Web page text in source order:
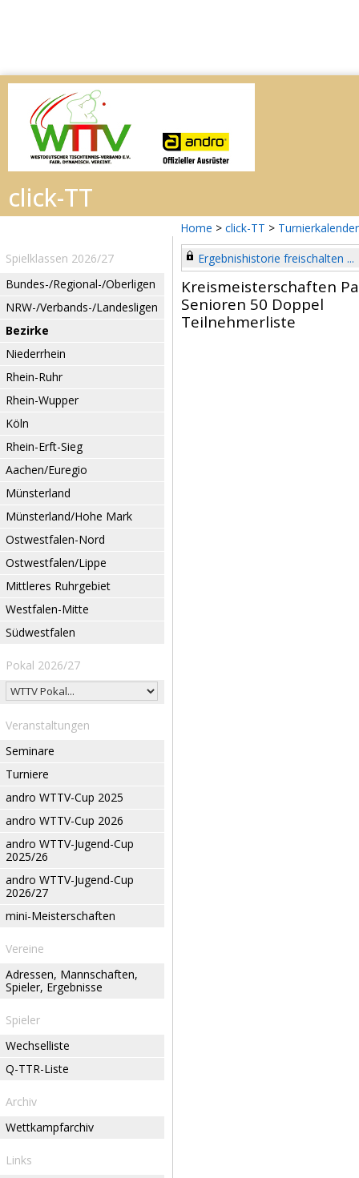
Home > click-TT > Turnierkalender
Spielklassen 2026/27
Bundes-/Regional-/Oberligen
NRW-/Verbands-/Landesligen
Bezirke
Niederrhein
Rhein-Ruhr
Rhein-Wupper
Köln
Rhein-Erft-Sieg
Aachen/Euregio
Münsterland
Münsterland/Hohe Mark
Ostwestfalen-Nord
Ostwestfalen/Lippe
Mittleres Ruhrgebiet
Westfalen-Mitte
Südwestfalen
Pokal 2026/27
Veranstaltungen
Seminare
Turniere
andro WTTV-Cup 2025
andro WTTV-Cup 2026
andro WTTV-Jugend-Cup
2025/26
andro WTTV-Jugend-Cup
2026/27
mini-Meisterschaften
Vereine
Adressen, Mannschaften,
Spieler, Ergebnisse
Spieler
Wechselliste
Q-TTR-Liste
Archiv
Wettkampfarchiv
Links
Ergebnishistorie freischalten ...
Kreismeisterschaften
Senioren 50 Doppel
Teilnehmerliste